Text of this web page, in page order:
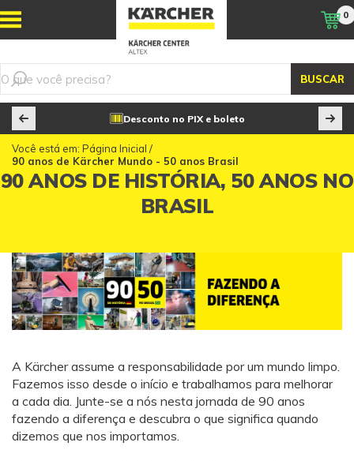
Desconto no PIX e boleto
BUSCAR
0
Você está em: Página Inicial /
90 anos de Kärcher Mundo - 50 anos Brasil
90 ANOS DE HISTÓRIA, 50 ANOS NO
BRASIL
A Kärcher assume a responsabilidade por um mundo limpo.
Fazemos isso desde o início e trabalhamos para melhorar
a cada dia. Junte-se a nós nesta jornada de 90 anos
fazendo a diferença e descubra o que significa quando
dizemos que nos importamos.